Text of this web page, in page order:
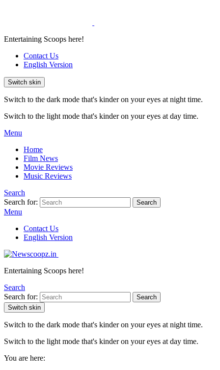
Entertaining Scoops here!
Contact Us
English Version
Switch skin
Switch to the dark mode that's kinder on your eyes at night time.
Switch to the light mode that's kinder on your eyes at day time.
Menu
Home
Film News
Movie Reviews
Music Reviews
Search
Search for:
Search
Menu
Contact Us
English Version
Entertaining Scoops here!
Search
Search for:
Search
Switch skin
Switch to the dark mode that's kinder on your eyes at night time.
Switch to the light mode that's kinder on your eyes at day time.
You are here: